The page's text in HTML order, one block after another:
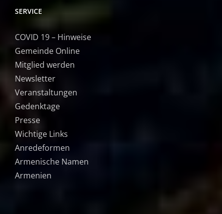
SERVICE
COVID 19 – Hinweise
Gemeinde Online
Mitglied werden
Newsletter
Veranstaltungen
Gedenktage
Presse
Wichtige Links
Anredeformen
Armenische Namen
Armenien